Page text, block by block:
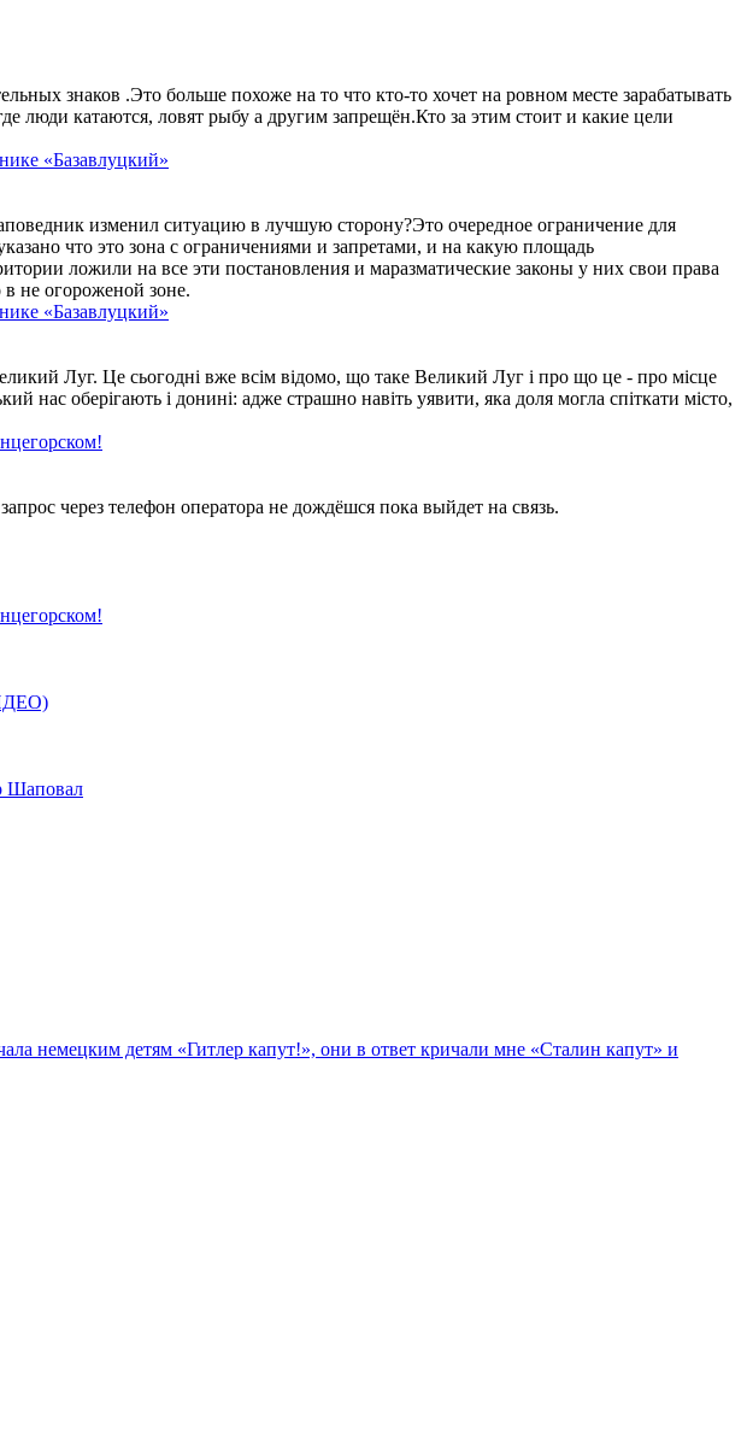
знаков .Это больше похоже на то что кто-то хочет на ровном месте зарабатывать
люди катаются, ловят рыбу а другим запрещён.Кто за этим стоит и какие цели
«Базавлуцкий»
изменил ситуацию в лучшую сторону?Это очередное ограничение для
что это зона с ограничениями и запретами, и на какую площадь
ложили на все эти постановления и маразматические законы у них свои права
не огороженой зоне.
«Базавлуцкий»
Луг. Це сьогодні вже всім відомо, що таке Великий Луг і про що це - про місце
нас оберігають і донині: адже страшно навіть уявити, яка доля могла спіткати місто,
через телефон оператора не дождёшся пока выйдет на связь.
Шаповал
немецким детям «Гитлер капут!», они в ответ кричали мне «Сталин капут» и